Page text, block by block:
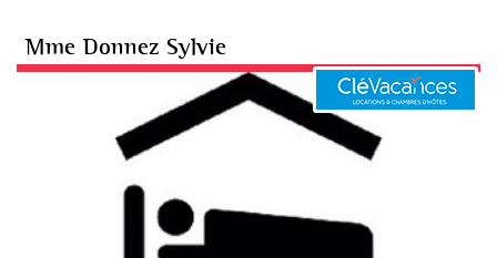
Mme Donnez Sylvie